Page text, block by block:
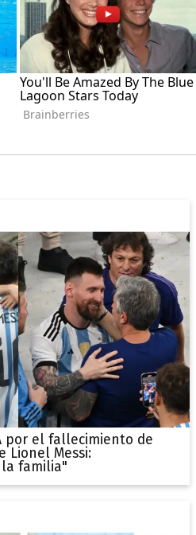
por el fallecimiento de
Lionel Messi:
la familia"